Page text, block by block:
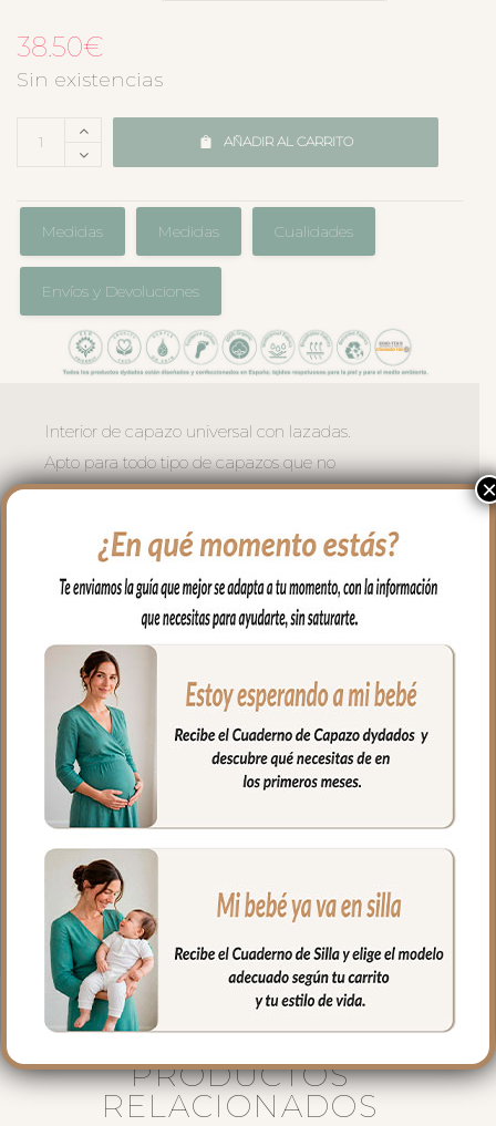
38.50€
Sin existencias
AÑADIR AL CARRITO
Medidas Medidas Cualidades
Envíos y Devoluciones
Interior de capazo universal con lazadas.
Apto para todo tipo de capazos que no
tengan la capota unida al capazo. Este
todo el capazo.
Funda que cubre las paredes del capazo
y el culete por dentro. En tejido muselina
arcos.
En los laterales con relleno. Y lazadas
para atar.
Siempre por encima del colchón.
Composición del tejido muselina 100%
algodón.
Medidas:
Largo de capazo: 73cm.
Ancho de capazo: 32cm.
Alto de capazo: 23cm.
PRODUCTOS
RELACIONADOS
×